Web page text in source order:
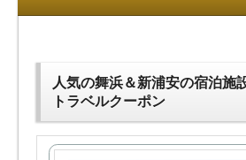
人気の舞浜＆新浦安の宿泊施
トラベルクーポン